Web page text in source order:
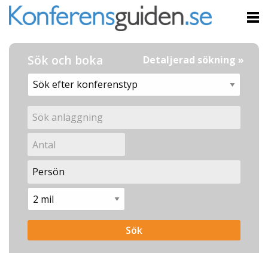
Sök och boka Detaljerad sökning »